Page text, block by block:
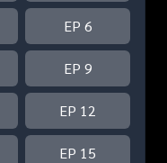
EP 6
EP 9
EP 12
EP 15